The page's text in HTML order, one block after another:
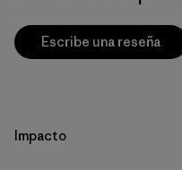
Escribe una reseña
Impacto